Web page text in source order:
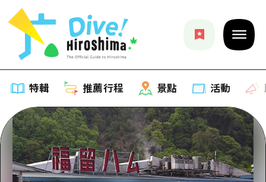
特輯 推薦行程 景點 活動
特輯
列表
推薦行程